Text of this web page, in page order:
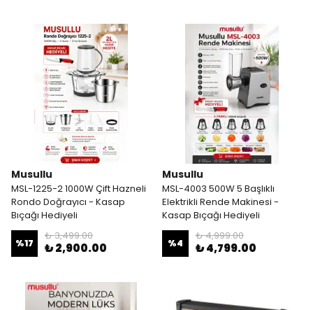
Musullu
MSL-1225-2 1000W Çift Hazneli
Rondo Doğrayıcı - Kasap
Bıçağı Hediyeli
%17
₺ 3,499.00
₺ 2,900.00
Musullu
MSL-4003 500W 5 Başlıklı
Elektrikli Rende Makinesi -
Kasap Bıçağı Hediyeli
%4
₺ 4,999.00
₺ 4,799.00